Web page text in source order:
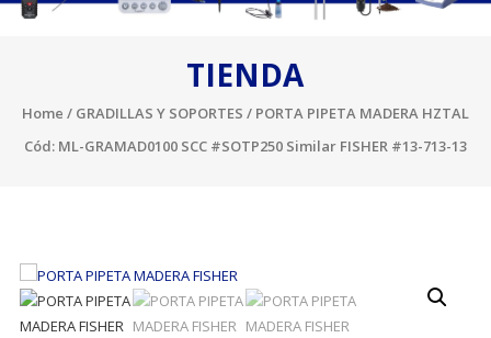
TIENDA
Home / GRADILLAS Y SOPORTES / PORTA PIPETA MADERA HZTAL
Cód: ML-GRAMAD0100 SCC #SOTP250 Similar FISHER #13-713-13